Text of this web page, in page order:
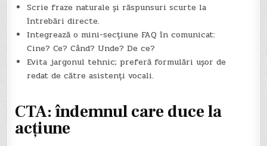
Scrie fraze naturale și răspunsuri scurte la
întrebări directe.
Integrează o mini-secțiune FAQ în comunicat:
Cine? Ce? Când? Unde? De ce?
Evita jargonul tehnic; preferă formulări ușor de
redat de către asistenți vocali.
CTA: îndemnul care duce la
acțiune